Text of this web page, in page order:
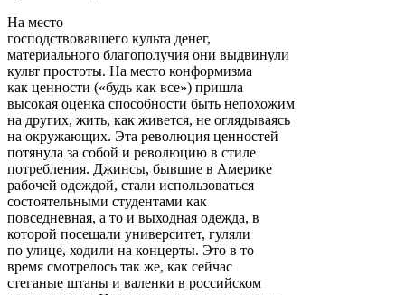
На место
господствовавшего культа денег,
материального благополучия они выдвинули
культ простоты. На место конформизма
как ценности («будь как все») пришла
высокая оценка способности быть непохожим
на других, жить, как живется, не оглядываясь
на окружающих. Эта революция ценностей
потянула за собой и революцию в стиле
потребления. Джинсы, бывшие в Америке
рабочей одеждой, стали использоваться
состоятельными студентами как
повседневная, а то и выходная одежда, в
которой посещали университет, гуляли
по улице, ходили на концерты. Это в то
время смотрелось так же, как сейчас
стеганые штаны и валенки в российском